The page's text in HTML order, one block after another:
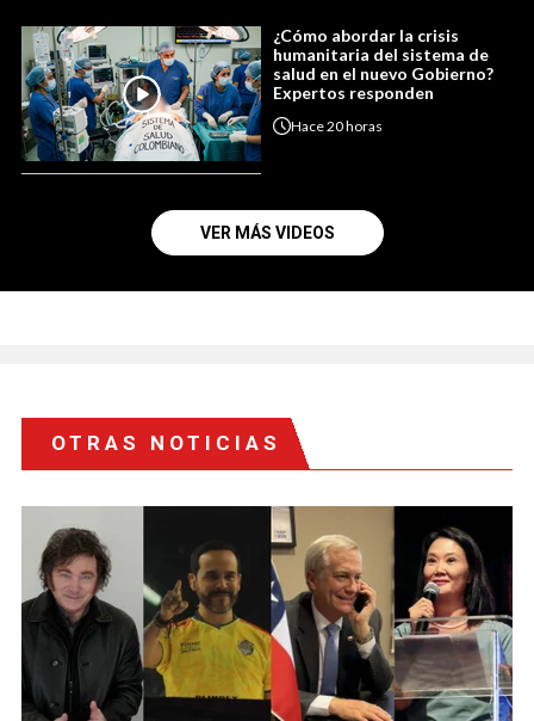
¿Cómo abordar la crisis
humanitaria del sistema de
salud en el nuevo Gobierno?
Expertos responden
Hace20 horas
VER MÁS VIDEOS
OTRAS NOTICIAS